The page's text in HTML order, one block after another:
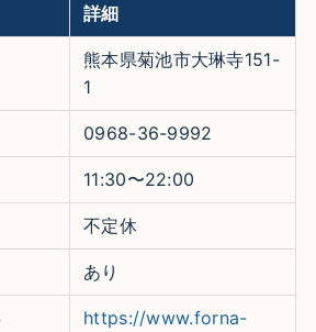
詳細
熊本県菊池市大琳寺151-
1
0968-36-9992
11:30〜22:00
不定休
あり
https://www.forna-